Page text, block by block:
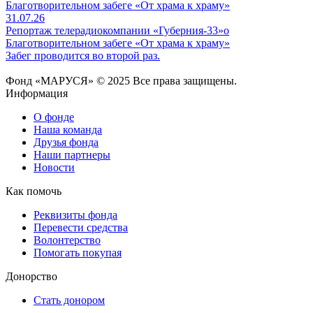
31.07.26
Репортаж телерадиокомпании «Губерния-33»о
Благотворительном забеге «От храма к храму»
Забег проводится во второй раз.
Фонд «МАРУСЯ» © 2025 Все права защищены.
Информация
О фонде
Наша команда
Друзья фонда
Наши партнеры
Новости
Как помочь
Реквизиты фонда
Перевести средства
Волонтерство
Помогать покупая
Донорство
Стать донором